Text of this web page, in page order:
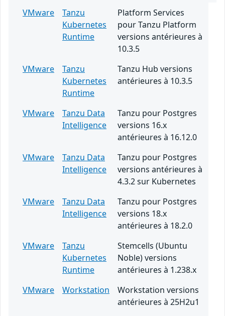
VMware
Tanzu
Kubernetes
Runtime
Platform Services
pour Tanzu Platform
versions antérieures à
10.3.5
VMware
Tanzu
Kubernetes
Runtime
Tanzu Hub versions
antérieures à 10.3.5
VMware
Tanzu Data
Intelligence
Tanzu pour Postgres
versions 16.x
antérieures à 16.12.0
VMware
Tanzu Data
Intelligence
Tanzu pour Postgres
versions antérieures à
4.3.2 sur Kubernetes
VMware
Tanzu Data
Intelligence
Tanzu pour Postgres
versions 18.x
antérieures à 18.2.0
VMware
Tanzu
Kubernetes
Runtime
Stemcells (Ubuntu
Noble) versions
antérieures à 1.238.x
VMware
Workstation
Workstation versions
antérieures à 25H2u1